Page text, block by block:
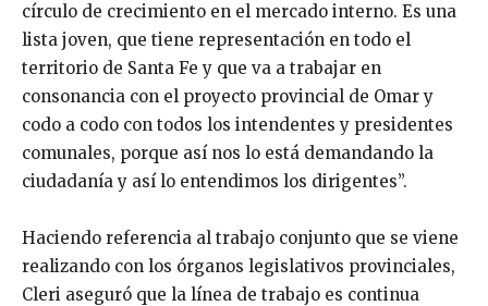
círculo de crecimiento en el mercado interno. Es una
lista joven, que tiene representación en todo el
territorio de Santa Fe y que va a trabajar en
consonancia con el proyecto provincial de Omar y
codo a codo con todos los intendentes y presidentes
comunales, porque así nos lo está demandando la
ciudadanía y así lo entendimos los dirigentes”.
Haciendo referencia al trabajo conjunto que se viene
realizando con los órganos legislativos provinciales,
Cleri aseguró que la línea de trabajo es continua